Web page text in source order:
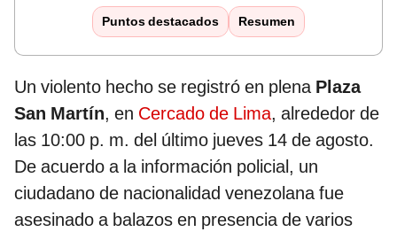
Puntos destacados Resumen
Un violento hecho se registró en plena Plaza
San Martín, en Cercado de Lima, alrededor de
las 10:00 p. m. del último jueves 14 de agosto.
De acuerdo a la información policial, un
ciudadano de nacionalidad venezolana fue
asesinado a balazos en presencia de varios